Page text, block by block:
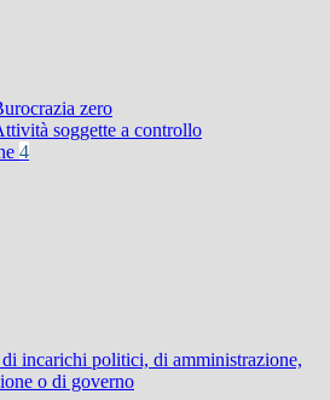
zero
soggette a controllo
4
incarichi politici, di amministrazione,
o di governo